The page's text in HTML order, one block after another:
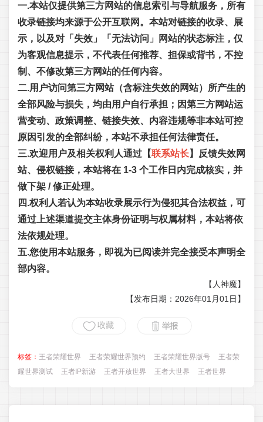
一.本站仅提供第三方网站的信息索引与导航服务，所有
收录链接均来源于公开互联网。本站对链接的收录、展
示，以及对「失效」「无法访问」网站的状态标注，仅
为客观信息提示，不代表任何推荐、担保或背书，不控
制、不修改第三方网站的任何内容。
二.用户访问第三方网站（含标注失效的网站）所产生的
全部风险与损失，均由用户自行承担；因第三方网站运
营变动、政策调整、链接失效、内容违规等非本站可控
原因引发的全部纠纷，本站不承担任何法律责任。
三.欢迎用户及相关权利人通过【联系站长】反馈失效网
站、侵权链接，本站将在 1-3 个工作日内完成核实，并
做下架 / 修正处理。
四.权利人若认为本站收录展示行为侵犯其合法权益，可
通过上述渠道提交主体身份证明与权属材料，本站将依
法依规处理。
五.您使用本站服务，即视为已阅读并完全接受本声明全
部内容。
【人神魔】
【发布日期：2026年01月01日】
标签： 王者荣耀世界 王者荣耀世界预约 王者荣耀世界版号
王者荣
耀世界测试
王者IP新游 王者开放世界 王者大世界 王者世界